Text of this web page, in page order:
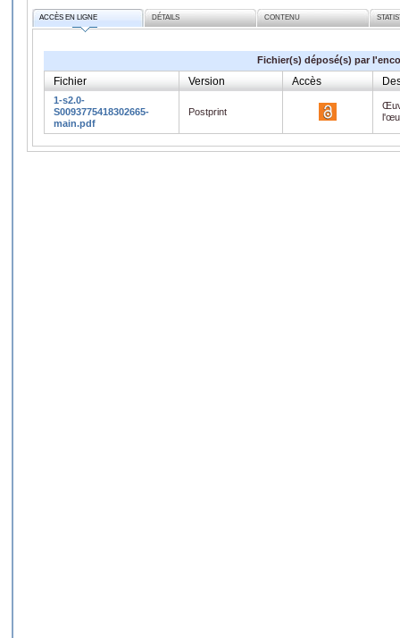
ACCÈS EN LIGNE DÉTAILS CONTENU
Fichier(s) déposé(s) par
Fichier Version Accès
1-s2.0-
S0093775418302665-
main.pdf
Postprint